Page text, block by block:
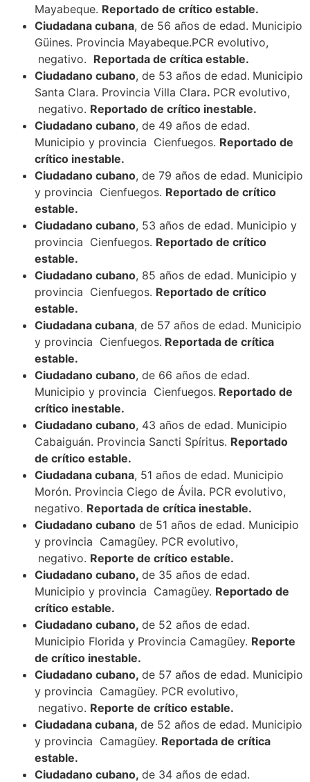
Mayabeque. Reportado de crítico estable.
Ciudadana cubana, de 56 años de edad. Municipio
Güines. Provincia Mayabeque.PCR evolutivo,
negativo. Reportada de crítica estable.
Ciudadano cubano, de 53 años de edad. Municipio
Santa Clara. Provincia Villa Clara. PCR evolutivo,
negativo. Reportado de crítico inestable.
Ciudadano cubano, de 49 años de edad.
Municipio y provincia Cienfuegos. Reportado de
crítico inestable.
Ciudadano cubano, de 79 años de edad. Municipio
y provincia Cienfuegos. Reportado de crítico
estable.
Ciudadano cubano, 53 años de edad. Municipio y
provincia Cienfuegos. Reportado de crítico
estable.
Ciudadano cubano, 85 años de edad. Municipio y
provincia Cienfuegos. Reportado de crítico
estable.
Ciudadana cubana, de 57 años de edad. Municipio
y provincia Cienfuegos. Reportada de crítica
estable.
Ciudadano cubano, de 66 años de edad.
Municipio y provincia Cienfuegos. Reportado de
crítico inestable.
Ciudadano cubano, 43 años de edad. Municipio
Cabaiguán. Provincia Sancti Spíritus. Reportado
de crítico estable.
Ciudadana cubana, 51 años de edad. Municipio
Morón. Provincia Ciego de Ávila. PCR evolutivo,
negativo. Reportada de crítica inestable.
Ciudadano cubano de 51 años de edad. Municipio
y provincia Camagüey. PCR evolutivo,
negativo. Reporte de crítico estable.
Ciudadano cubano, de 35 años de edad.
Municipio y provincia Camagüey. Reportado de
crítico estable.
Ciudadano cubano, de 52 años de edad.
Municipio Florida y Provincia Camagüey. Reporte
de crítico inestable.
Ciudadano cubano, de 57 años de edad. Municipio
y provincia Camagüey. PCR evolutivo,
negativo. Reporte de crítico estable.
Ciudadana cubana, de 52 años de edad. Municipio
y provincia Camagüey. Reportada de crítica
estable.
Ciudadano cubano, de 34 años de edad.